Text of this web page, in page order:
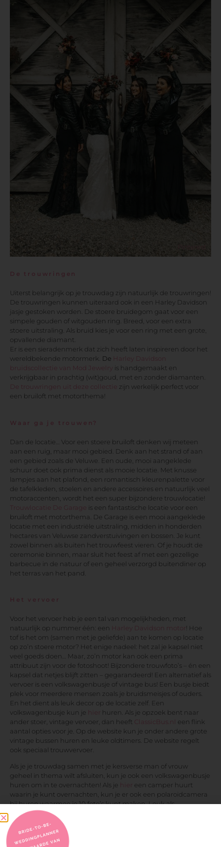
Pinterest
De trouwringen
Uiterst belangrijk op je trouwdag zijn natuurlijk de trouwringen!
De trouwringen kunnen uiteraard ook in een Harley Davidson
jasje gestoken worden. De stoere bruidegom gaat voor een
simpele gouden of witgouden ring. Breed, voor een extra
stoere uitstraling. Als bruid kies je voor een ring met een grote,
opvallende diamant.
Er is een sieradenmerk dat zich heeft laten inspireren door het
wereldbekende motormerk. De Harley Davidson
bruidscollectie van Mod Jewelry is handgemaakt en
verkrijgbaar in prachtig (wit)goud, met en zonder diamanten.
De trouwringen uit deze collectie
zijn werkelijk perfect voor
een bruiloft met motorthema!
Waar ga je trouwen?
Dan de locatie… Voor een stoere bruiloft denken wij meteen
aan een ruig, maar mooi gebied. Denk aan het strand of aan
een gebied zoals de Veluwe. Een oude, mooi aangeklede
schuur doet ook prima dienst als mooie locatie. Met knusse
lampjes aan het plafond, een romantisch kleurenpalette voor
de tafelkleden, stoelen en andere accessoires en natuurlijk veel
motoraccenten, wordt het een super bijzondere trouwlocatie!
Trouwlocatie De Garage
is een fantastische locatie voor een
bruiloft met motorthema. De Garage is een mooi aangeklede
locatie met een industriële uitstraling, midden in honderden
hectares van Veluwse zandverstuivingen en bossen. Je kunt
zowel binnen als buiten het trouwfeest vieren. Of je houdt de
ceremonie binnen, maar sluit het feest af met een gezellige
barbecue in de natuur of een geheel verzorgd buitendiner op
het terras van het pand.
Het vervoer
Voor het vervoer heb je een tal van mogelijkheden, met
natuurlijk op nummer één: een Harley Davidson motor ! Hoe
tof is het om (samen met je geliefde) aan te komen op locatie
op zo’n stoere motor? Het enige nadeel: het zal je kapsel niet
veel goeds doen… Maar, zo’n motor kan ook een prima
attribuut zijn voor de fotoshoot! Bijzondere trouwfoto’s – én een
kapsel dat netjes blijft zitten – gegarandeerd! Een alternatief als
vervoer is een volkswagenbusje of vintage bus! Een busje biedt
plek voor meerdere mensen zoals je bruidsmeisjes of ouders.
En het dient als leuk decor op de locatie zelf. Een
volkswagenbusje kun je
hier
huren. Als je opzoek bent naar
ander stoer, vintage vervoer, dan heeft
ClassicBus.nl
een flink
aantal opties voor je. Op de website kun je onder andere grote
vintage bussen huren en leuke oldtimers. De website regelt
ook speciaal trouwvervoer.
Als je je trouwdag samen met je kersverse man of vrouw
geheel in thema wilt afsluiten, kun je ook een volkswagenbusje
huren om in te overnachten! Als je
hier
een camper huurt
waarin je kunt overnachten, kun je er ook een polaroidcamera
bij huren waarmee je 10 foto’s kunt maken. Leuk als
aandenken! De speciale ‘huwelijksnachtcamper’ komt met
een tweepersoonsbed, borden en bestek, een wasbak en een
kookplaat. De camper kun je ook voor meerdere nachten, en
zelfs voor gebruik in het buitenland huren.